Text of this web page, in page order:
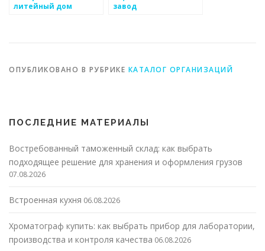
литейный дом
завод
ОПУБЛИКОВАНО В РУБРИКЕ КАТАЛОГ ОРГАНИЗАЦИЙ
ПОСЛЕДНИЕ МАТЕРИАЛЫ
Востребованный таможенный склад: как выбрать
подходящее решение для хранения и оформления грузов
07.08.2026
Встроенная кухня 06.08.2026
Хроматограф купить: как выбрать прибор для лаборатории,
производства и контроля качества 06.08.2026